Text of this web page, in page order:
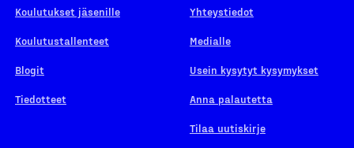
Koulutukset jäsenille
Koulutustallenteet
Blogit
Tiedotteet
Yhteystiedot
Medialle
Usein kysytyt kysymykset
Anna palautetta
Tilaa uutiskirje